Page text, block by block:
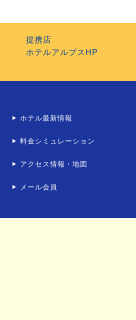
提携店
ホテルアルプスHP
ホテル最新情報
料金シミュレーション
アクセス情報・地図
メール会員